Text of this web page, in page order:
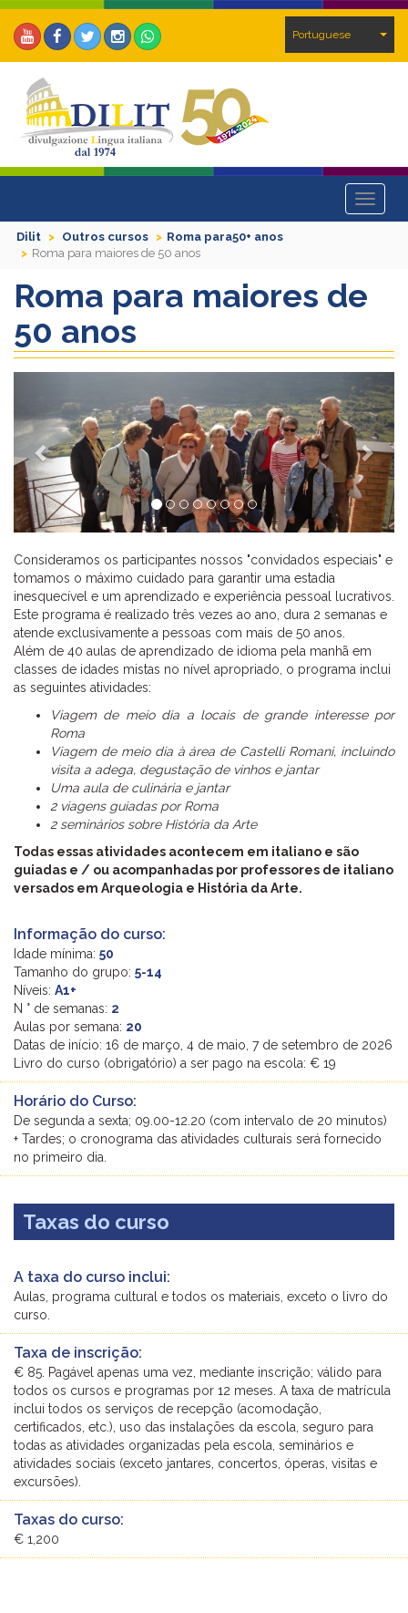
Portuguese
Toggle
Dilit
Outros cursos
Roma para50+ anos
Roma para maiores de 50 anos
Roma para maiores de
50 anos
Next
Consideramos os participantes nossos "convidados especiais" e
tomamos o máximo cuidado para garantir uma estadia
inesquecível e um aprendizado e experiência pessoal lucrativos.
Este programa é realizado três vezes ao ano, dura 2 semanas e
atende exclusivamente a pessoas com mais de 50 anos.
Além de 40 aulas de aprendizado de idioma pela manhã em
classes de idades mistas no nível apropriado, o programa inclui
as seguintes atividades:
Viagem de meio dia a locais de grande interesse por
Roma
Viagem de meio dia à área de Castelli Romani, incluindo
visita a adega, degustação de vinhos e jantar
Uma aula de culinária e jantar
2 viagens guiadas por Roma
2 seminários sobre História da Arte
Todas essas atividades acontecem em italiano e são
guiadas e / ou acompanhadas por professores de italiano
versados ​​em Arqueologia e História da Arte.
Informação do curso:
Idade mínima: 50
Tamanho do grupo: 5-14
Níveis: A1+
N ° de semanas: 2
Aulas por semana: 20
Datas de início: 16 de março, 4 de maio, 7 de setembro de 2026
Livro do curso (obrigatório) a ser pago na escola: € 19
Horário do Curso:
De segunda a sexta; 09.00-12.20 (com intervalo de 20 minutos)
+ Tardes; o cronograma das atividades culturais será fornecido
no primeiro dia.
Taxas do curso
A taxa do curso inclui:
Aulas, programa cultural e todos os materiais, exceto o livro do
curso.
Taxa de inscrição:
€ 85. Pagável apenas uma vez, mediante inscrição; válido para
todos os cursos e programas por 12 meses. A taxa de matrícula
inclui todos os serviços de recepção (acomodação,
certificados, etc.), uso das instalações da escola, seguro para
todas as atividades organizadas pela escola, seminários e
atividades sociais (exceto jantares, concertos, óperas, visitas e
excursões).
Taxas do curso:
€ 1,200